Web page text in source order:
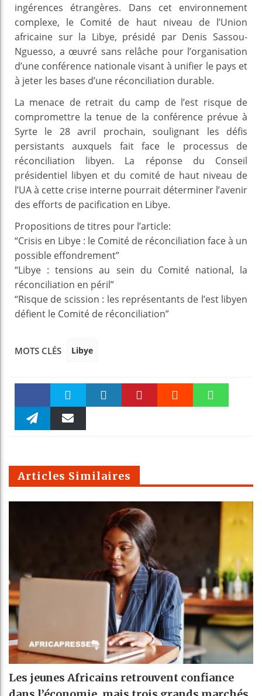
ingérences étrangères. Dans cet environnement
complexe, le Comité de haut niveau de l’Union
africaine sur la Libye, présidé par Denis Sassou-
Nguesso, a œuvré sans relâche pour l’organisation
d’une conférence nationale visant à unifier le pays et
à jeter les bases d’une réconciliation durable.
La menace de retrait du camp de l’est risque de
compromettre la tenue de la conférence prévue à
Syrte le 28 avril prochain, soulignant les défis
persistants auxquels fait face le processus de
réconciliation libyen. La réponse du Conseil
présidentiel libyen et du comité de haut niveau de
l’UA à cette crise interne pourrait déterminer l’avenir
des efforts de pacification en Libye.
Propositions de titres pour l’article:
“Crisis en Libye : le Comité de réconciliation face à un
possible effondrement”
“Libye : tensions au sein du Comité national, la
réconciliation en péril”
“Risque de scission : les représentants de l’est libyen
défient le Comité de réconciliation”
MOTS CLÉS Libye
Faceboo Twitter
m
Articles Similaires
Les jeunes Africains retrouvent confiance